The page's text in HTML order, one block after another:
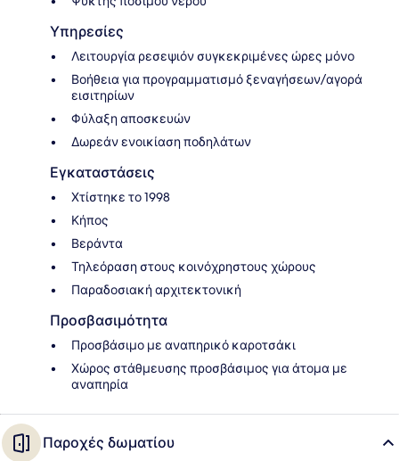
Υπηρεσίες
Λειτουργία ρεσεψιόν συγκεκριμένες ώρες μόνο
Βοήθεια για προγραμματισμό ξεναγήσεων/αγορά
εισιτηρίων
Φύλαξη αποσκευών
Δωρεάν ενοικίαση ποδηλάτων
Εγκαταστάσεις
Χτίστηκε το 1998
Κήπος
Βεράντα
Τηλεόραση στους κοινόχρηστους χώρους
Παραδοσιακή αρχιτεκτονική
Προσβασιμότητα
Προσβάσιμο με αναπηρικό καροτσάκι
Χώρος στάθμευσης προσβάσιμος για άτομα με
αναπηρία
Παροχές δωματίου